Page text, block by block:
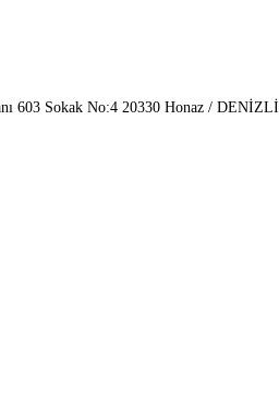
603 Sokak No:4 20330 Honaz / DENİZLİ